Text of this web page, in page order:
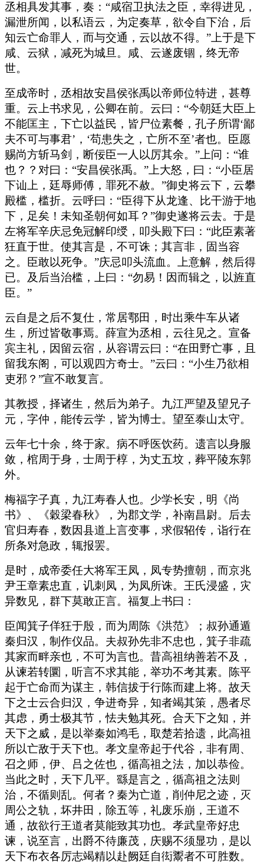
丞相具发其事，奏：“咸宿卫执法之臣，幸得进见，
漏泄所闻，以私语云，为定奏草，欲令自下治，后
知云亡命罪人，而与交通，云以故不得。”上于是下
咸、云狱，减死为城旦。咸、云遂废锢，终无帝
世。
至成帝时，丞相故安昌侯张禹以帝师位特进，甚尊
重。云上书求见，公卿在前。云曰：“今朝廷大臣上
不能匡主，下亡以益民，皆尸位素餐，孔子所谓‘鄙
夫不可与事君’，‘苟患失之，亡所不至’者也。臣愿
赐尚方斩马剑，断佞臣一人以厉其余。”上问：“谁
也？？对曰：“安昌侯张禹。”上大怒，曰：“小臣居
下讪上，廷辱师傅，罪死不赦。”御史将云下，云攀
殿槛，槛折。云呼曰：“臣得下从龙逢、比干游于地
下，足矣！未知圣朝何如耳？”御史遂将云去。于是
左将军辛庆忌免冠解印绶，叩头殿下曰：“此臣素著
狂直于世。使其言是，不可诛；其言非，固当容
之。臣敢以死争。”庆忌叩头流血。上意解，然后得
已。及后当治槛，上曰：“勿易！因而辑之，以旌直
臣。”
云自是之后不复仕，常居鄠田，时出乘牛车从诸
生，所过皆敬事焉。薛宣为丞相，云往见之。宣备
宾主礼，因留云宿，从容谓云曰：“在田野亡事，且
留我东阁，可以观四方奇士。”云曰：“小生乃欲相
吏邪？”宣不敢复言。
其教授，择诸生，然后为弟子。九江严望及望兄子
元，字仲，能传云学，皆为博士。望至泰山太守。
云年七十余，终于家。病不呼医饮药。遗言以身服
敛，棺周于身，士周于椁，为丈五坟，葬平陵东郭
外。
梅福字子真，九江寿春人也。少学长安，明《尚
书》、《穀梁春秋》，为郡文学，补南昌尉。后去
官归寿春，数因县道上言变事，求假轺传，诣行在
所条对急政，辄报罢。
是时，成帝委任大将军王凤，凤专势擅朝，而京兆
尹王章素忠直，讥刺凤，为凤所诛。王氏浸盛，灾
异数见，群下莫敢正言。福复上书曰：
臣闻箕子佯狂于殷，而为周陈《洪范》；叔孙通遁
秦归汉，制作仪品。夫叔孙先非不忠也，箕子非疏
其家而畔亲也，不可为言也。昔高祖纳善若不及，
从谏若转圜，听言不求其能，举功不考其素。陈平
起于亡命而为谋主，韩信拔于行陈而建上将。故天
下之士云合归汉，争进奇异，知者竭其策，愚者尽
其虑，勇士极其节，怯夫勉其死。合天下之知，并
天下之威，是以举秦如鸿毛，取楚若拾遗，此高祖
所以亡敌于天下也。孝文皇帝起于代谷，非有周、
召之师，伊、吕之佐也，循高祖之法，加以恭俭。
当此之时，天下几平。繇是言之，循高祖之法则
治，不循则乱。何者？秦为亡道，削仲尼之迹，灭
周公之轨，坏井田，除五等，礼废乐崩，王道不
通，故欲行王道者莫能致其功也。孝武皇帝好忠
谏，说至言，出爵不待廉茂，庆赐不须显功，是以
天下布衣各厉志竭精以赴阙廷自衒鬻者不可胜数。